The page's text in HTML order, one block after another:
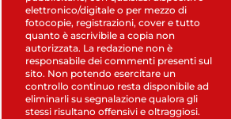
elettronico/digitale o per mezzo di
fotocopie, registrazioni, cover e tutto
quanto è ascrivibile a copia non
autorizzata. La redazione non è
responsabile dei commenti presenti sul
sito. Non potendo esercitare un
controllo continuo resta disponibile ad
eliminarli su segnalazione qualora gli
stessi risultano offensivi e oltraggiosi.